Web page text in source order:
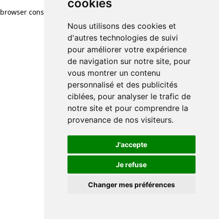
cookies
Nous utilisons des cookies et
d'autres technologies de suivi
pour améliorer votre expérience
de navigation sur notre site, pour
vous montrer un contenu
personnalisé et des publicités
ciblées, pour analyser le trafic de
notre site et pour comprendre la
provenance de nos visiteurs.
J'accepte
Je refuse
Changer mes préférences
browser console for more information)